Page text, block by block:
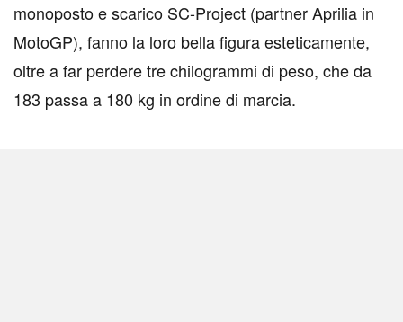
monoposto e scarico SC-Project (partner Aprilia in
MotoGP), fanno la loro bella figura esteticamente,
oltre a far perdere tre chilogrammi di peso, che da
183 passa a 180 kg in ordine di marcia.